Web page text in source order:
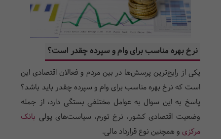
نرخ بهره مناسب برای وام و سپرده چقدر است؟
یکی از رایج‌ترین پرسش‌ها در بین مردم و فعالان اقتصادی این
است که نرخ بهره مناسب برای وام و سپرده چقدر باید باشد؟
پاسخ به این سوال به عوامل مختلفی بستگی دارد، از جمله
وضعیت اقتصادی کشور، نرخ تورم، سیاست‌های پولی بانک
مرکزی و همچنین نوع قرارداد مالی.